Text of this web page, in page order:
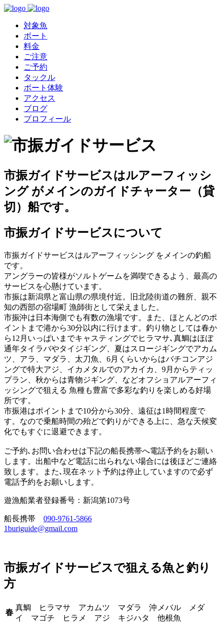
対象魚
ボート
料金
ご注意
ご予約
タックル
ボート体験
アクセス
ブログ
プロフィール
市振ガイドサービスはルアーフィッシ
ング がメインのガイドチャーター（貸
切）船です。
市振ガイドサービスについて
市振ガイドサービスはルアーフィッシング をメインの釣船
です。
アングラーの皆様がソルトゲームを満喫できるよう、最高の
サービスを心懸けています。
市振は新潟県と富山県の県境付近。旧北陸街道の難所、親不
知の西部の宿場町 漁師街として栄えました。
市振沖は日本海側でも有数の漁場です。また、ほとんどのポ
イントまで港から30分以内に行けます。釣り物としては春か
ら12月いっぱいまでキャスティングでヒラマサ､真鯛はほぼ
通年タイラバやタイジギング、夏はスロージギングでアカム
ツ、アラ、マダラ、太刀魚、6月くらいからはバチコンアジ
ングで特大アジ、イカメタルでのアカイカ、9月からティッ
プラン、秋からは青物ジギング、などオフショアルアーフィ
ッシングで狙える 魚種も豊富で多彩な釣りを楽しめる好場
所です。
市振港はポイントまで10分から30分、遠征は1時間程度で
す。なので乗船時間の殆どで釣りができる上に、急な天候変
化でもすぐに退避できます。
ご予約､お問い合わせは下記の船長携帯へ電話予約をお願い
します。出船中など電話に出られない場合には後ほどご連絡
致します。また､現在ネット予約は停止していますので必ず
電話予約をお願いします。
遊漁船業者登録番号：新潟第1073号
船長携帯 090-9761-5866
1buriguide@gmail.com
市振ガイドサービスで狙える魚と釣り
方
春
真鯛 ヒラマサ アカムツ マダラ 沖メバル メダ
イ マゴチ ヒラメ アジ キジハタ 他根魚